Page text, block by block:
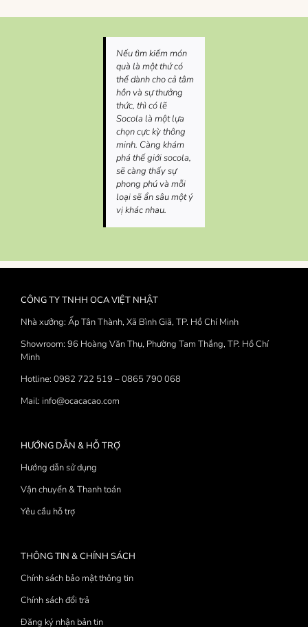
Nếu tìm kiếm món
quà là một thứ có
thể dành cho cả tâm
hồn và sự thưởng
thức, thì có lẽ
Socola là một lựa
chọn cực kỳ thông
minh. Càng khám
phá thế giới socola,
sẽ càng thấy sự
phong phú và mỗi
loại sẽ ẩn sâu một ý
vị khác nhau.
CÔNG TY TNHH OCA VIỆT NHẬT
Nhà xưởng: Ấp Tân Thành, Xã Bình Giã, TP. Hồ Chí Minh
Showroom: 96 Hoàng Văn Thụ, Phường Tam Thắng, TP. Hồ Chí
Minh
Hotline: 0982 722 519 – 0865 790 068
Mail: info@ocacacao.com
HƯỚNG DẪN & HỖ TRỢ
Hướng dẫn sử dụng
Vận chuyển & Thanh toán
Yêu cầu hỗ trợ
THÔNG TIN & CHÍNH SÁCH
Chính sách bảo mật thông tin
Chính sách đổi trả
Đăng ký nhận bản tin